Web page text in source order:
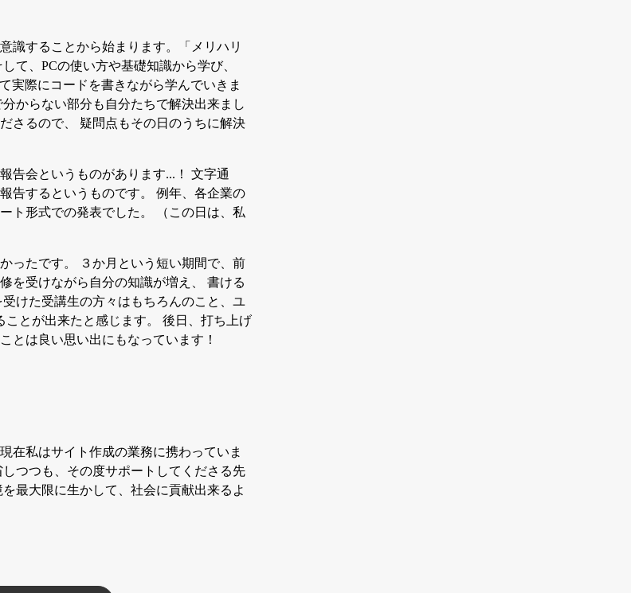
識することから始まります。「メリハリ
て、PCの使い方や基礎知識から学び、
実際にコードを書きながら学んでいきま
からない部分も自分たちで解決出来まし
さるので、 疑問点もその日のうちに解決
告会というものがあります...！ 文字通
告するというものです。 例年、各企業の
ト形式での発表でした。 （この日は、私
ったです。 ３か月という短い期間で、前
を受けながら自分の知識が増え、 書ける
けた受講生の方々はもちろんのこと、ユ
とが出来たと感じます。 後日、打ち上げ
とは良い思い出にもなっています！
在私はサイト作成の業務に携わっていま
つつも、その度サポートしてくださる先
最大限に生かして、社会に貢献出来るよ